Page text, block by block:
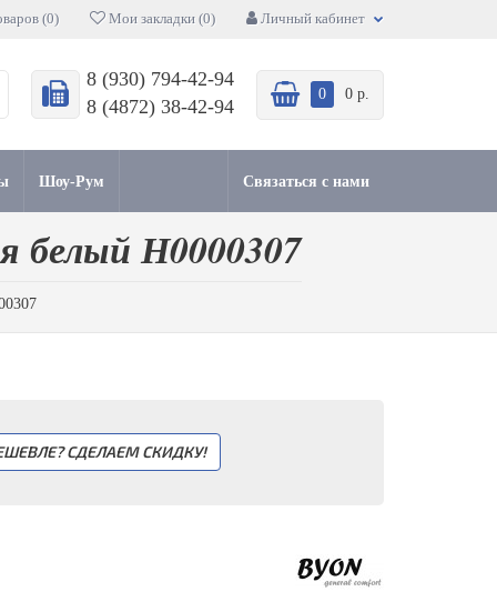
(0) Мои закладки (0) Личный кабинет
8 (930) 794-42-94
8 (4872) 38-42-94
0 0 р.
Шоу-Рум Связаться с нами
белый Н0000307
СДЕЛАЕМ СКИДКУ!